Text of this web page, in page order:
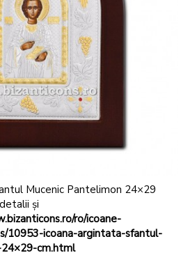
Mucenic Pantelimon 24×29
și
ro/icoane-
10953-icoana-argintata-sfantul-
cm.html